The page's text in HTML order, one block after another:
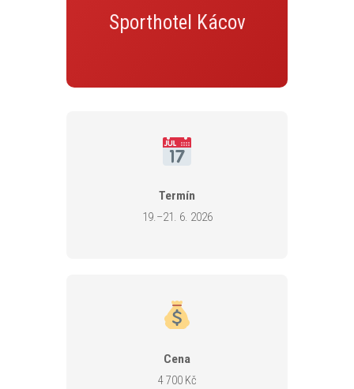
Sporthotel Kácov
Termín
19.–21. 6. 2026
Cena
4 700 Kč